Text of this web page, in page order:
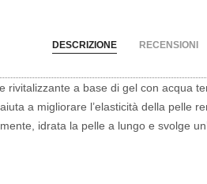
DESCRIZIONE RECENSIONI
rivitalizzante a base di gel con acqua
a migliorare l’elasticità della pelle
idrata la pelle a lungo e svolge